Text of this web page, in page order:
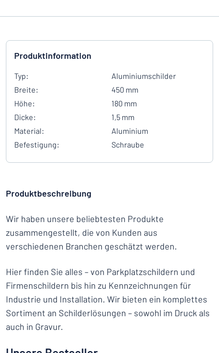
Produktinformation
Typ:
Aluminiumschilder
Breite:
450 mm
Höhe:
180 mm
Dicke:
1,5 mm
Material:
Aluminium
Befestigung:
Schraube
Produktbeschreibung
Wir haben unsere beliebtesten Produkte
zusammengestellt, die von Kunden aus
verschiedenen Branchen geschätzt werden.
Hier finden Sie alles – von Parkplatzschildern und
Firmenschildern bis hin zu Kennzeichnungen für
Industrie und Installation. Wir bieten ein komplettes
Sortiment an Schilderlösungen – sowohl im Druck als
auch in Gravur.